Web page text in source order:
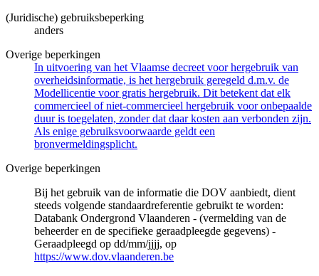
(Juridische) gebruiksbeperking
anders
Overige beperkingen
In uitvoering van het Vlaamse decreet voor hergebruik van
overheidsinformatie, is het hergebruik geregeld d.m.v. de
Modellicentie voor gratis hergebruik. Dit betekent dat elk
commercieel of niet-commercieel hergebruik voor onbepaalde
duur is toegelaten, zonder dat daar kosten aan verbonden zijn.
Als enige gebruiksvoorwaarde geldt een
bronvermeldingsplicht.
Overige beperkingen
Bij het gebruik van de informatie die DOV aanbiedt, dient
steeds volgende standaardreferentie gebruikt te worden:
Databank Ondergrond Vlaanderen - (vermelding van de
beheerder en de specifieke geraadpleegde gegevens) -
Geraadpleegd op dd/mm/jjjj, op
https://www.dov.vlaanderen.be